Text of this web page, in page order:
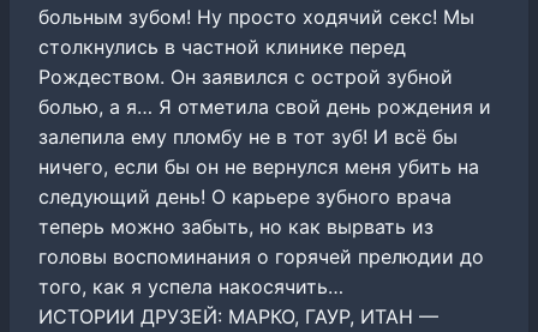
больным зубом! Ну просто ходячий секс! Мы
столкнулись в частной клинике перед
Рождеством. Он заявился с острой зубной
болью, а я… Я отметила свой день рождения и
залепила ему пломбу не в тот зуб! И всё бы
ничего, если бы он не вернулся меня убить на
следующий день! О карьере зубного врача
теперь можно забыть, но как вырвать из
головы воспоминания о горячей прелюдии до
того, как я успела накосячить…
ИСТОРИИ ДРУЗЕЙ: МАРКО, ГАУР, ИТАН —